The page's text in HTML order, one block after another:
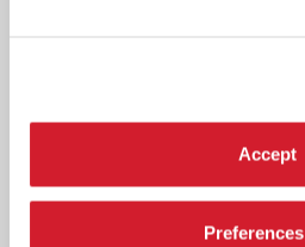
Accept
Preferences